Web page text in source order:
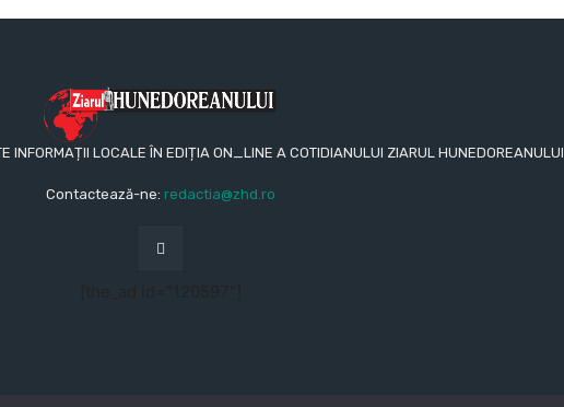
INFORMAȚII LOCALE ÎN EDIȚIA ON_LINE A COTIDIANULUI ZIARUL HUNEDOREANULUI
Contactează-ne: redactia@zhd.ro